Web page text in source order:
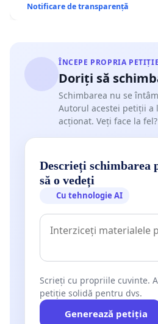
Notificare de transparență
ÎNCEPE PROPRIA PETIȚIE
Doriți să
Schimbarea nu se
Autorul acestei petiții a
acționat. Veți face la fel?
Descrieți schimbarea
să o vedeți
Cu tehnologie AI
Scrieți cu propriile cuvinte.
petiție solidă pentru dvs.
Generează petiția